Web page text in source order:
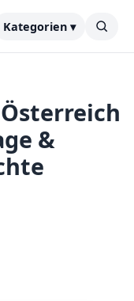
Kategorien ▾
&